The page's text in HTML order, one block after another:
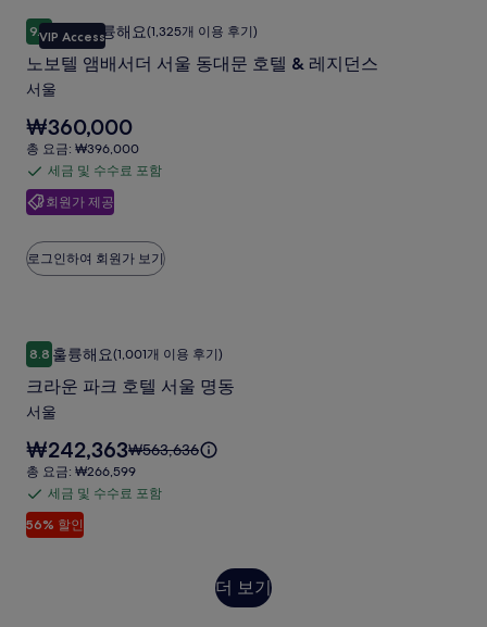
해
주
세
사
진
갤
러
리
수
수
료
포
노
보
텔
앰
배
서
더
서
울
동
호
텔
&
레
지
던
스
VIP Access
9.010점 만점 중 9.0점, 매우 훌륭해요, (1,325개 이용 후기)
매우 훌륭해요(1,325개 이용 후기)
노보텔 앰배서더 서울 동대문 호텔 & 레지던스
서울
회원가 제공
요
금
은
₩360,000
입
니
다.
₩360,000
총
요
금:
₩396,000
총 요금: ₩396,000
세
금
수
수
함
세금 및 수수료 포함
노보텔 앰배서더 서울 동대문 호텔 & 레지던스
로그인하여 회원가 보기
크
라
운
파
크
호
텔
서
8.810점 만점 중 8.8점, 훌륭해요, (1,001개 이용 후기)
훌륭해요(1,001개 이용 후기)
크라운 파크 호텔 서울 명동
서울
56% 할인
요
금
₩242,363
입
니
₩242,363요
금
은
₩563,636
총
요
금:
₩266,599
총 요금: ₩266,599
세
금
세금 및 수수료 포함
크라운 파크 호텔 서울 명동
더 보기
더
보